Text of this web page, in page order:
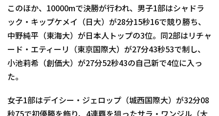
このほか、10000mで決勝が行われ、男子1部はシャドラ
ック・キップケメイ（日大）が28分15秒16で競り勝ち、
中野純平（東海大）が日本人トップの3位。同2部はリチャ
ード・エティーリ（東京国際大）が27分43秒53で制し、
小池莉希（創価大）が27分52秒43の自己新で4位に入っ
た。
女子1部はデイシー・ジェロップ（城西国際大）が32分08